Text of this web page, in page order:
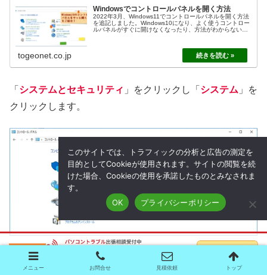
Windowsでコントロールパネルを開く方法
2022年3月、Windows11でコントロールパネルを開く方法
を追記しました。Windows10になり、よく使うコントロー
ルパネルがすぐに開けなくなったり、方法がわからないと
togeonet.co.jp
「 システムとセキュリティ 」をクリックし「 システム 」を
クリックします。
メニュー お問合せ 見積依頼 トップ
このサイトでは、トラフィックの分析と広告の測定を
目的としてCookieが使用されます。サイトの閲覧を続
けた場合、Cookieの使用を承諾したものとみなされま
す。
OK
プライバシーポリシー